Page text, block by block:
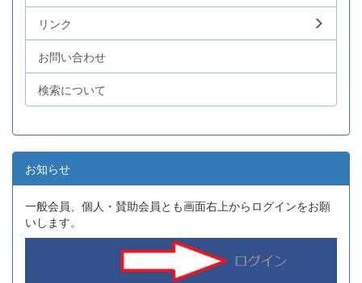
リンク
お問い合わせ
検索について
お知らせ
一般会員、個人・賛助会員とも画面右上からログインをお願
いします。